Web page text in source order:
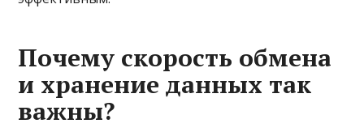
Почему скорость обмена
и хранение данных так
важны?